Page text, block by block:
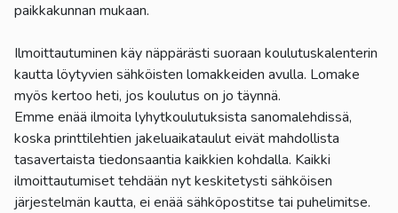
paikkakunnan mukaan.
Ilmoittautuminen käy näppärästi suoraan koulutuskalenterin
kautta löytyvien sähköisten lomakkeiden avulla. Lomake
myös kertoo heti, jos koulutus on jo täynnä.
Emme enää ilmoita lyhytkoulutuksista sanomalehdissä,
koska printtilehtien jakeluaikataulut eivät mahdollista
tasavertaista tiedonsaantia kaikkien kohdalla. Kaikki
ilmoittautumiset tehdään nyt keskitetysti sähköisen
järjestelmän kautta, ei enää sähköpostitse tai puhelimitse.